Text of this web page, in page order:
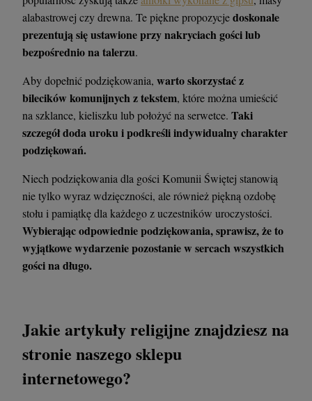
alabastrowej czy drewna. Te piękne propozycjedoskonale
prezentują się ustawione przy nakryciach gości lub
bezpośrednio na talerzu.
Aby dopełnić podziękowania, warto skorzystać z
bilecików komunijnych z tekstem, które można umieścić
na szklance, kieliszku lub położyć na serwetce. Taki
szczegół doda uroku i podkreśli indywidualny charakter
podziękowań.
Niech podziękowania dla gości Komunii Świętej stanowią
nie tylko wyraz wdzięczności, ale również piękną ozdobę
stołu i pamiątkę dla każdego z uczestników uroczystości.
Wybierając odpowiednie podziękowania, sprawisz, że to
wyjątkowe wydarzenie pozostanie w sercach wszystkich
gości na długo.
Jakie artykuły religijne znajdziesz na
stronie naszego sklepu
internetowego?